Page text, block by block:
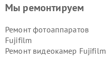
Мы ремонтируем
Ремонт фотоаппаратов
Fujifilm
Ремонт видеокамер Fujifilm